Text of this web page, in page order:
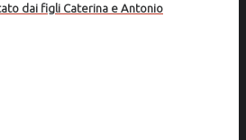
dai figli Caterina e Antonio